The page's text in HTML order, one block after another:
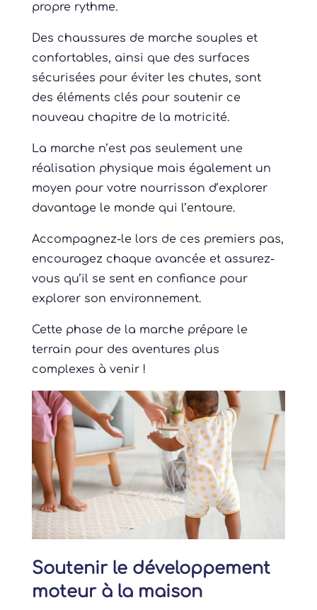
propre rythme.
Des chaussures de marche souples et
confortables, ainsi que des surfaces
sécurisées pour éviter les chutes, sont
des éléments clés pour soutenir ce
nouveau chapitre de la motricité.
La marche n’est pas seulement une
réalisation physique mais également un
moyen pour votre nourrisson d’explorer
davantage le monde qui l’entoure.
Accompagnez-le lors de ces premiers pas,
encouragez chaque avancée et assurez-
vous qu’il se sent en confiance pour
explorer son environnement.
Cette phase de la marche prépare le
terrain pour des aventures plus
complexes à venir !
Soutenir le développement
moteur à la maison